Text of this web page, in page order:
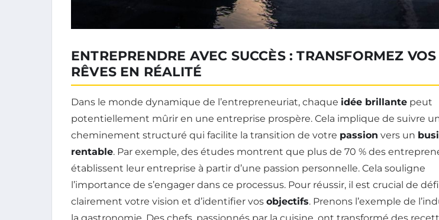
ENTREPRENDRE AVEC SUCCÈS : TRANSFORMEZ VOS
RÊVES EN RÉALITÉ
Dans le monde dynamique de l’entrepreneuriat, chaque idée brillante peut
potentiellement mûrir en une entreprise prospère. Cela implique de suivre
cheminement structuré qui facilite la transition de votre passion vers un
rentable. Par exemple, des études montrent que plus de 70 % des
établissent leur entreprise à partir d’une passion personnelle. Cela souligne
l’importance de s’engager dans ce processus. Pour réussir, il est crucial de
clairement votre vision et d’identifier vos objectifs. Prenons l’exemple de